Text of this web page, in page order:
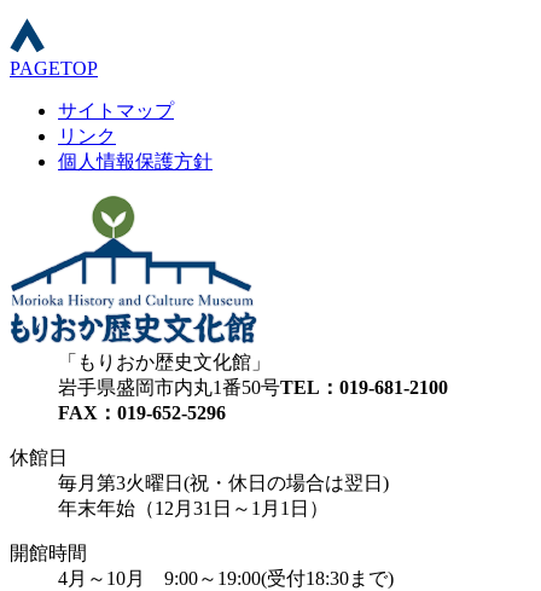
PAGETOP
サイトマップ
リンク
個人情報保護方針
もりおか歴史文化館
岩手県盛岡市内丸1番50号TEL：019-681-2100
FAX：019-652-5296
休館日
毎月第3火曜日(祝・休日の場合は翌日)
年末年始（12月31日～1月1日）
開館時間
4月～10月 9:00～19:00(受付18:30まで)